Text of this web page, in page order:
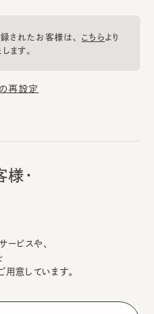
されたお客様は、 こちらより
ます。
再設定
・
ービスや、
意しています。